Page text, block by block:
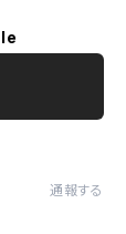
通報する